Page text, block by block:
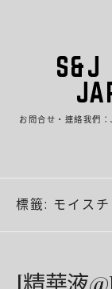
お問合せ・連絡我們
標籤: モイス
[精華液